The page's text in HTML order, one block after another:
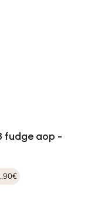
fudge aop -